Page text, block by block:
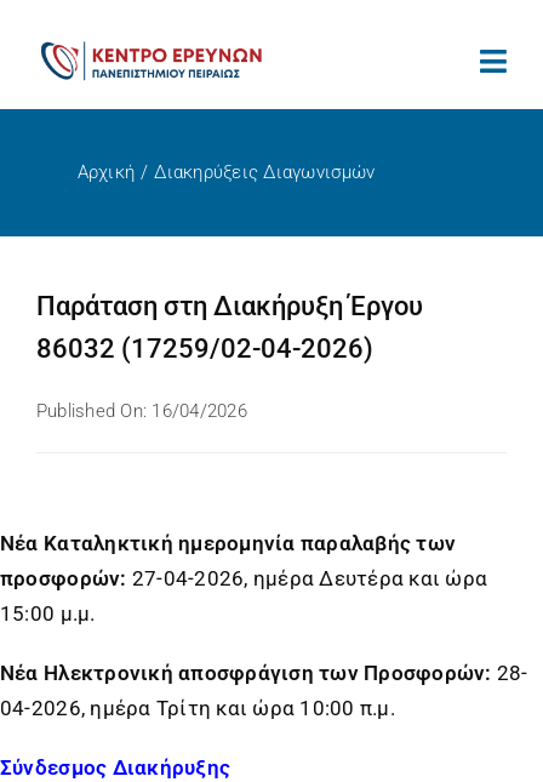
περιεχόμενο
Αρχική Διακηρύξεις Διαγωνισμών
Παράταση στη Διακήρυξη Έργου
86032 (17259/02-04-2026)
Published On: 16/04/2026
Νέα Καταληκτική ημερομηνία παραλαβής των
προσφορών: 27-04-2026, ημέρα Δευτέρα και ώρα
15:00 μ.μ.
Νέα Ηλεκτρονική αποσφράγιση των Προσφορών: 28-
04-2026, ημέρα Τρίτη και ώρα 10:00 π.μ.
Σύνδεσμος Διακήρυξης